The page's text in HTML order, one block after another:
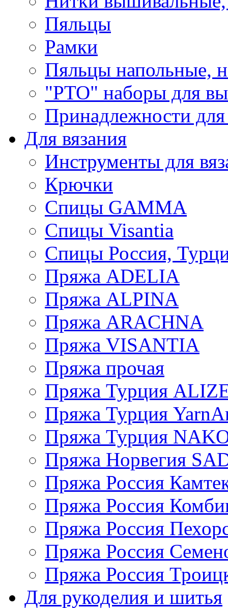
Пяльцы
Рамки
Пяльцы напольные,
"РТО" наборы для
Принадлежности
Для вязания
Инструменты для
Крючки
Спицы GAMMA
Спицы Visantia
Спицы Россия,
Пряжа ADELIA
Пряжа ALPINA
Пряжа ARACHNA
Пряжа VISANTIA
Пряжа прочая
Пряжа Турция
Пряжа Турция
Пряжа Турция
Пряжа Норвегия
Пряжа Россия
Пряжа Россия
Пряжа Россия
Пряжа Россия
Пряжа Россия
Для рукоделия и шитья